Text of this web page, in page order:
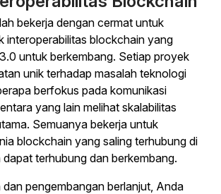
bekerja dengan cermat untuk
interoperabilitas blockchain yang
untuk berkembang. Setiap proyek
unik terhadap masalah teknologi
berfokus pada komunikasi
yang lain melihat skalabilitas
Semuanya bekerja untuk
blockchain yang saling terhubung di
terhubung dan berkembang.
dan pengembangan berlanjut, Anda